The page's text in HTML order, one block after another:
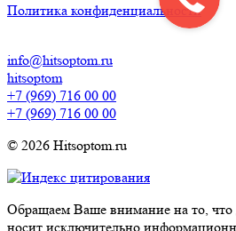
Политика конфиденциальности
info@hitsoptom.ru
hitsoptom
+7 (969) 716 00 00
+7 (969) 716 00 00
© 2026 Hitsoptom.ru
Обращаем Ваше внимание на то, что
носит исключительно